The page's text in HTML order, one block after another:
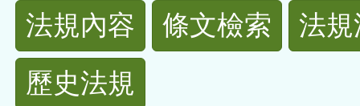
法
規
功
法規內容 條文檢索
法
歷史法規